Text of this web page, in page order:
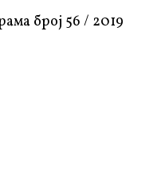
број 56 / 2019